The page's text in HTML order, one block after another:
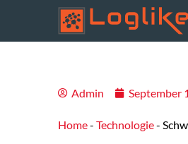
springen
Admin September
Home- Technologie-